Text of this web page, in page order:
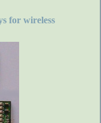
for wireless